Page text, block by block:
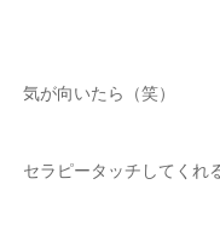
気が向いたら（笑）
セラピータッチしてくれ